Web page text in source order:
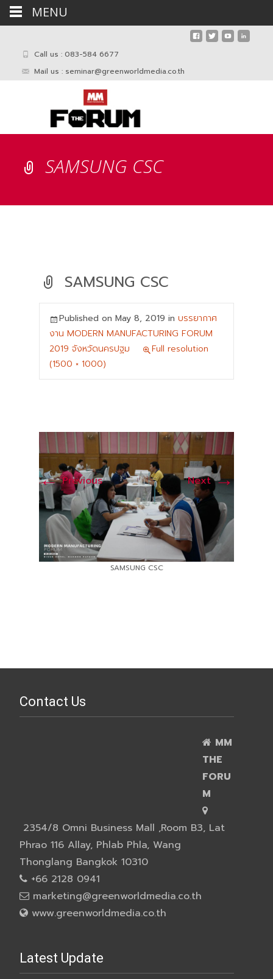
Call us : 083-584 6677
Mail us : seminar@greenworldmedia.co.th
SAMSUNG CSC
SAMSUNG CSC
Published on May 8, 2019 in บรรยากาศ
งาน MODERN MANUFACTURING FORUM
2019 จังหวัดนครปฐม
Full resolution
(1500 × 1000)
←Previous Next→
SAMSUNG CSC
Contact Us
MM
THE
FORU
M
2354/8 Omni Business Mall ,Room B3, Lat
Phrao 116 Allay, Phlab Phla, Wang
Thonglang Bangkok 10310
+66 2128 0941
marketing@greenworldmedia.co.th
www.greenworldmedia.co.th
Latest Update
MENU